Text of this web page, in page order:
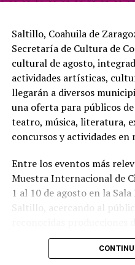
Saltillo, Coahuila de
Secretaría de Cultura de
cultural de agosto,
actividades artísticas,
llegarán a diversos
una oferta para públicos
teatro, música, literatura,
concursos y actividades en
Entre los eventos más
Muestra Internacional de
1 al 10 de agosto en la
Saltillo, acercando al
Asimismo, la Secretaría de